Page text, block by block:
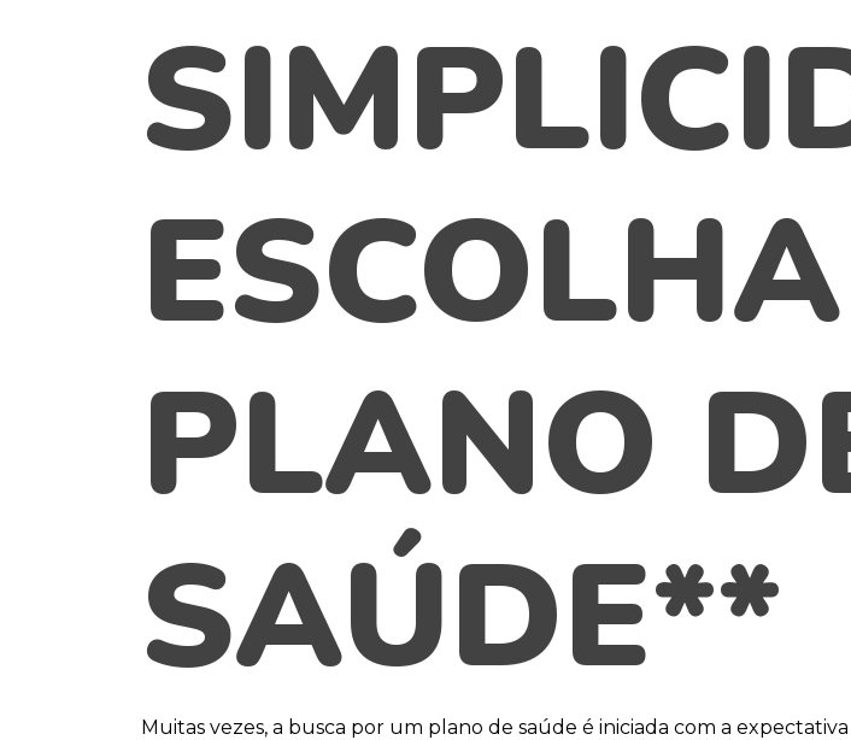
PLANO
SAÚDE**
Muitas vezes, a busca por um plano de saúde é iniciada com a